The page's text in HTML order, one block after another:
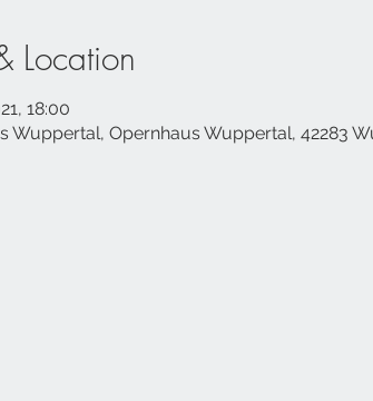
Location
18:00
Wuppertal, Opernhaus Wuppertal, 42283